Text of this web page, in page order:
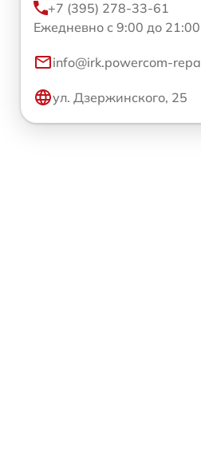
+7 (395) 278-33-61
Ежедневно с 9:00 до 21:00
info@irk.powercom-
ул. Дзержинского, 25